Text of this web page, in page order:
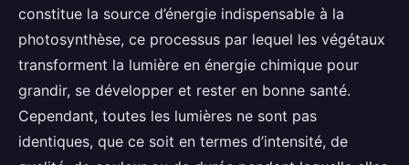
constitue la source d’énergie indispensable à la
photosynthèse, ce processus par lequel les végétaux
transforment la lumière en énergie chimique pour
grandir, se développer et rester en bonne santé.
Cependant, toutes les lumières ne sont pas
identiques, que ce soit en termes d’intensité, de